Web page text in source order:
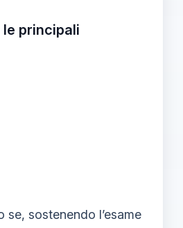
le principali
se, sostenendo l’esame